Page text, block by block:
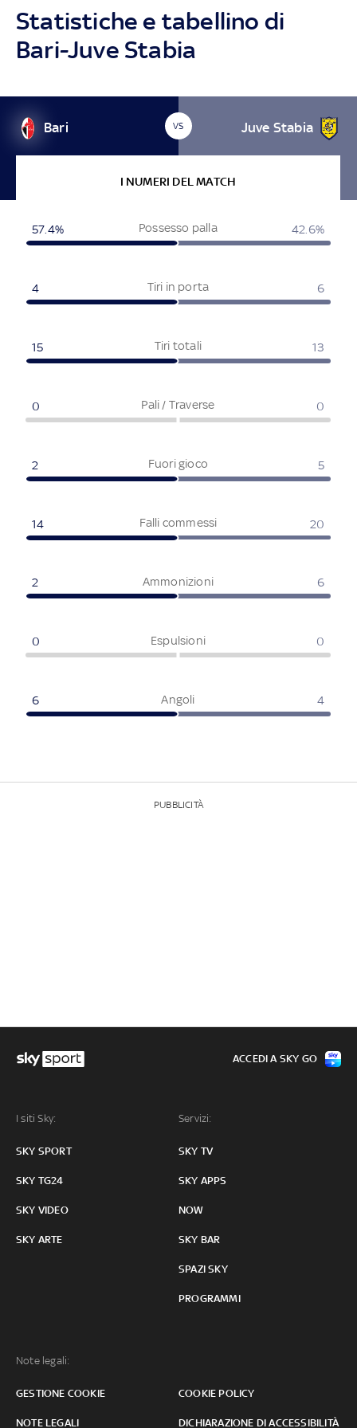
Statistiche e tabellino di
Bari-Juve Stabia
Bari VS Juve Stabia
I NUMERI DEL MATCH
Possesso palla
57.4% 42.6%
Tiri in porta
4 6
Tiri totali
15 13
Pali / Traverse
0 0
Fuori gioco
2 5
Falli commessi
14 20
Ammonizioni
2 6
Espulsioni
0 0
Angoli
6 4
PUBBLICITÀ
I siti Sky:
SKY SPORT
SKY TG24
SKY VIDEO
SKY ARTE
Servizi:
SKY TV
SKY APPS
NOW
SKY BAR
SPAZI SKY
PROGRAMMI
Note legali:
GESTIONE COOKIE COOKIE POLICY
NOTE LEGALI DICHIARAZIONE DI ACCESSIBILITÀ
ACCEDI A SKY GO